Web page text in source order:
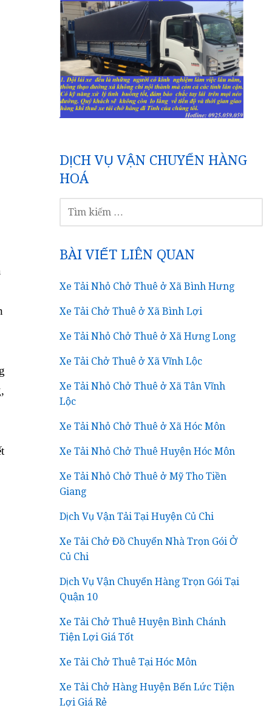
DỊCH VỤ VẬN CHUYỂN HÀNG
HOÁ
KIẾM
BÀI VIẾT LIÊN QUAN
Xe Tải Nhỏ Chở Thuê ở Xã Bình Hưng
Xe Tải Chở Thuê ở Xã Bình Lợi
Xe Tải Nhỏ Chở Thuê ở Xã Hưng Long
Xe Tải Chở Thuê ở Xã Vĩnh Lộc
Xe Tải Nhỏ Chở Thuê ở Xã Tân Vĩnh
Lộc
Xe Tải Nhỏ Chở Thuê ở Xã Hóc Môn
Xe Tải Nhỏ Chở Thuê Huyện Hóc Môn
Xe Tải Nhỏ Chở Thuê ở Mỹ Tho Tiền
Giang
Dịch Vụ Vận Tải Tại Huyện Củ Chi
Xe Tải Chở Đồ Chuyển Nhà Trọn Gói Ở
Củ Chi
Dịch Vụ Vận Chuyển Hàng Trọn Gói Tại
Quận 10
Xe Tải Chở Thuê Huyện Bình Chánh
Tiện Lợi Giá Tốt
Xe Tải Chở Thuê Tại Hóc Môn
Xe Tải Chở Hàng Huyện Bến Lức Tiện
Lợi Giá Rẻ